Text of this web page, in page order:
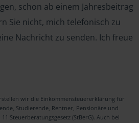
schon ab einem Jahresbeitrag
Sie nicht, mich telefonisch zu
Nachricht zu senden. Ich freue
wir die Einkommensteuererklärung für
Studierende, Rentner, Pensionäre und
Steuerberatungsgesetz (StBerG). Auch bei